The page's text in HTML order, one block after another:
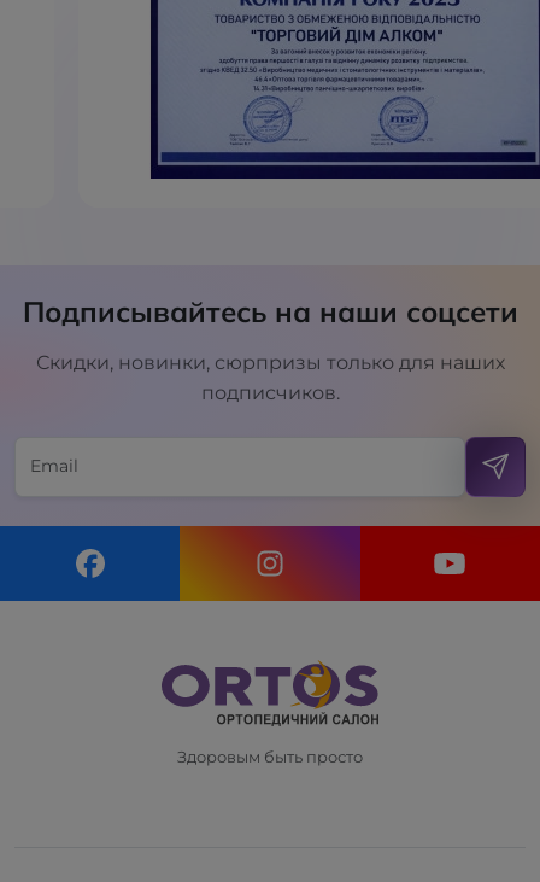
Подписывайтесь на наши соцсети
Скидки, новинки, сюрпризы только для наших
подписчиков.
Здоровым быть просто